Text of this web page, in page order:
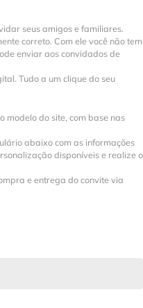
seus amigos e familiares.
correto. Com ele você não tem
enviar aos convidados de
Tudo a um clique do seu
modelo do site, com base nas
abaixo com as informações
disponíveis e realize o
e entrega do convite via